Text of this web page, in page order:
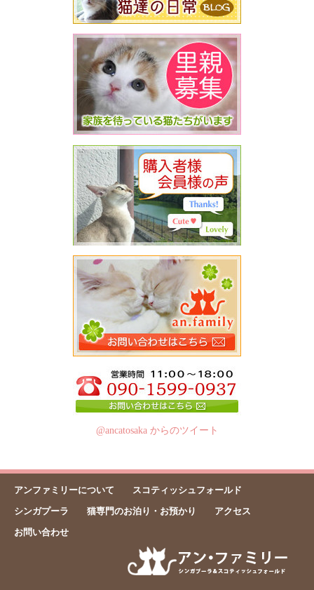
@ancatosaka からのツイート
アンファミリーについて
スコティッシュフォールド
シンガプーラ
猫専門のお泊り・お預かり
アクセス
お問い合わせ